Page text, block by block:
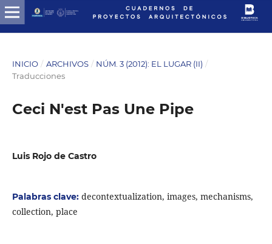
INICIO / ARCHIVOS / NÚM. 3 (2012): EL LUGAR (II) /
Traducciones
Ceci N'est Pas Une Pipe
Luis Rojo de Castro
Palabras clave: decontextualization, images, mechanisms,
collection, place